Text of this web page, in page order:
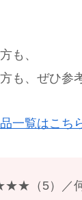
も、
も、ぜひ参
一覧はこち
（5）／何